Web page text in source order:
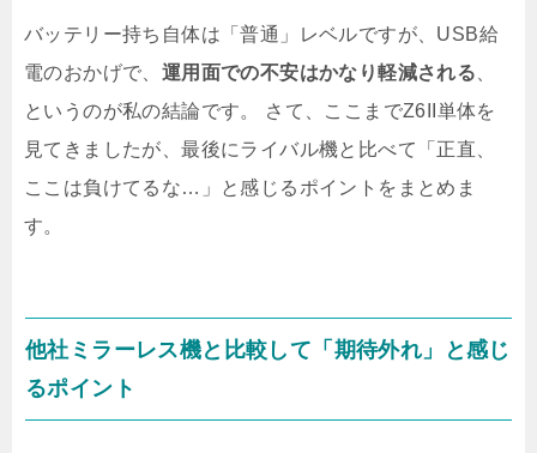
バッテリー持ち自体は「普通」レベルですが、USB給
電のおかげで、 運用面での不安はかなり軽減される
というのが私の結論です。 さて、ここまでZ6II単体を
見てきましたが、最後にライバル機と比べて「正直、
ここは負けてるな…」と感じるポイントをまとめま
す。
他社ミラーレス機と比較して「期待外れ」と感じ
るポイント